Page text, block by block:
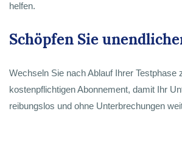
helfen.
Schöpfen Sie
Wechseln Sie nach Ablauf Ihrer Testphase
kostenpflichtigen Abonnement, damit Ihr
reibungslos und ohne Unterbrechungen